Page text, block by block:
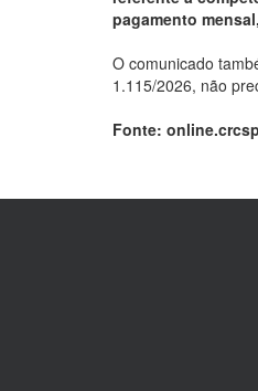
pagamento
O comunicado
1.115/2026, não
Fonte: